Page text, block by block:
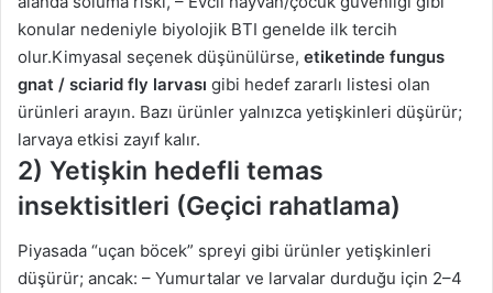
konular nedeniyle biyolojik BTI genelde ilk tercih
olur.Kimyasal seçenek düşünülürse, etiketinde fungus
gnat / sciarid fly larvası gibi hedef zararlı listesi olan
ürünleri arayın. Bazı ürünler yalnızca yetişkinleri düşürür;
larvaya etkisi zayıf kalır.
2) Yetişkin hedefli temas
insektisitleri (Geçici rahatlama)
Piyasada “uçan böcek” spreyi gibi ürünler yetişkinleri
düşürür; ancak: – Yumurtalar ve larvalar durduğu için 2–4